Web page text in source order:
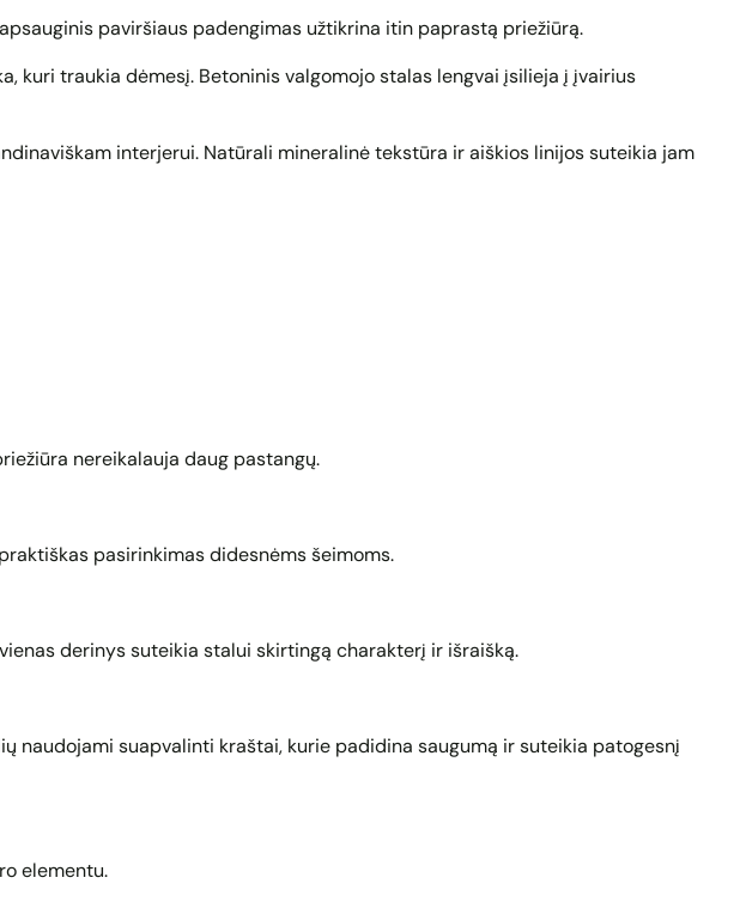
paviršiaus padengimas užtikrina itin paprastą priežiūrą.
kuri traukia dėmesį. Betoninis valgomojo stalas lengvai įsilieja į įvairius
interjerui. Natūrali mineralinė tekstūra ir aiškios linijos suteikia jam
nereikalauja daug pastangų.
pasirinkimas didesnėms šeimoms.
derinys suteikia stalui skirtingą charakterį ir išraišką.
naudojami suapvalinti kraštai, kurie padidina saugumą ir suteikia patogesnį
elementu.